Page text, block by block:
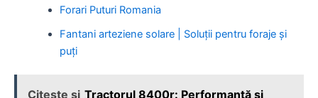
Forari Puturi Romania
Fantani arteziene solare | Soluții pentru foraje și
puți
Citeste si Tractorul 8400r: Performanță și